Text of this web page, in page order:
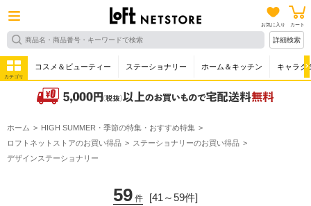
お気に入り カート
詳細検索
カテゴリ
コスメ＆ビューティー ステーショナリー ホーム＆キッチン キャラク
ホーム
HIGH SUMMER・季節の特集・おすすめ特集
ロフトネットストアのお買い得品
ステーショナリーのお買い得品
デザインステーショナリー
59 件 [41～59件]